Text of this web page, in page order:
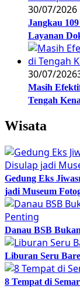
30/07/2026
Jangkau
Layanan
30/07/2026
Masih
Tengah
Wisata
Gedung Eks
jadi Museum
Danau BSB
Liburan Seru
8 Tempat di